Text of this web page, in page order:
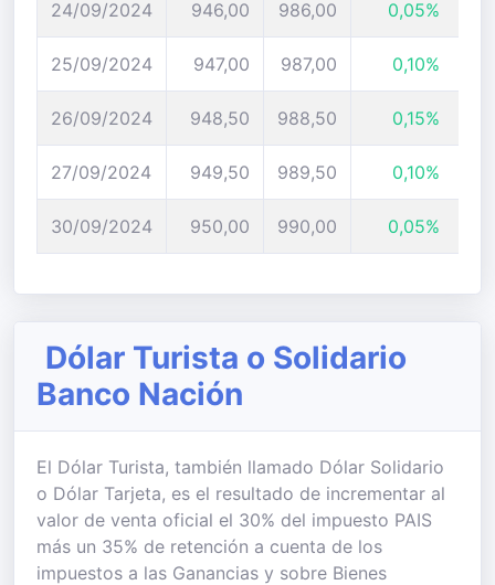
24/09/2024 946,00 986,00 0,05%
25/09/2024 947,00 987,00 0,10%
26/09/2024 948,50 988,50 0,15%
27/09/2024 949,50 989,50 0,10%
30/09/2024 950,00 990,00 0,05%
Dólar Turista o Solidario
Banco Nación
El Dólar Turista, también llamado Dólar Solidario
o Dólar Tarjeta, es el resultado de incrementar al
valor de venta oficial el 30% del impuesto PAIS
más un 35% de retención a cuenta de los
impuestos a las Ganancias y sobre Bienes